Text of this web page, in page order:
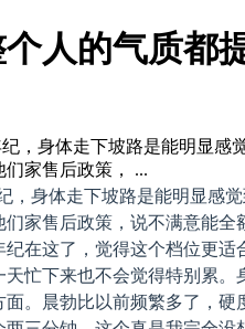
人的气质都
，身体走下坡路是能明显
家售后政策， ...
，身体走下坡路是能明显感
家售后政策，说不满意能全
在这了，觉得这个档位更
忙下来也不会觉得特别累
。晨勃比以前频繁多了，